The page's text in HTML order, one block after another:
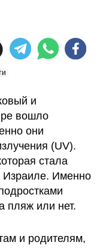
и
вошло
они
(UV).
стала
Именно
пляж или нет.
и родителям,